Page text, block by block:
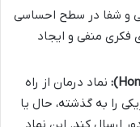
و شفا در سطح احساسی
فکری منفی و ایجاد
نماد درمان از راه
را به گذشته، حال یا